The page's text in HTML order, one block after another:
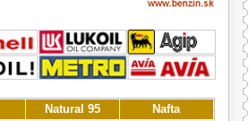
Natural 95 Nafta